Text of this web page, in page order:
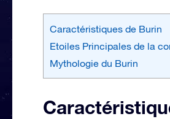
Caractéristiques de Burin
Etoiles Principales de la
Mythologie du Burin